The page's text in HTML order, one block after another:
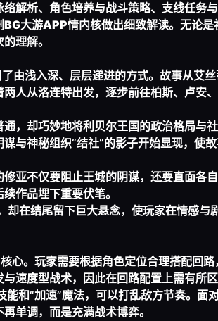
解析、角色培养与战斗策略、支线任务与
BG大游APP情内核做出细致解读。无论是
理解。
由浅入深、层层递进的方式。故事从艾
人从洛连特出发，逐步前往柏斯、卢安
，却巧妙地将利贝尔王国的政治格局与
与神秘组织“结社”的影子开始显现，使
亚不仅要阻止王城的阴谋，还要直面各
作品埋下重要伏笔。
在结尾留下巨大悬念，使玩家在情感与
心。玩家需要根据角色定位合理搭配回
速度型战术，因此在回路配置上需有所区
和“加速”魔法，可以打乱敌方节奏。面对
单调，而是充满战术博弈。